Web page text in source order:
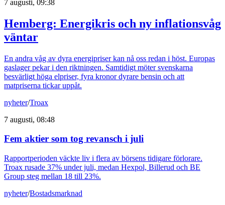
7 augusti, 09:38
Hemberg: Energikris och ny inflationsvåg
väntar
En andra våg av dyra energipriser kan nå oss redan i höst. Europas
gaslager pekar i den riktningen. Samtidigt möter svenskarna
besvärligt höga elpriser, fyra kronor dyrare bensin och att
matpriserna tickar uppåt.
nyheter/Troax
7 augusti, 08:48
Fem aktier som tog revansch i juli
Rapportperioden väckte liv i flera av börsens tidigare förlorare.
Troax rusade 37% under juli, medan Hexpol, Billerud och BE
Group steg mellan 18 till 23%.
nyheter/Bostadsmarknad